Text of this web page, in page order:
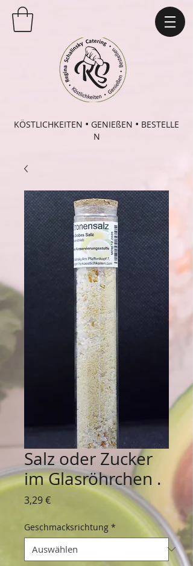
KÖSTLICHKEITEN • GENIEßEN • BESTELLE
N
Salz oder Zucker
im Glasröhrchen .
3,29 €Preis
Geschmacksrichtung *